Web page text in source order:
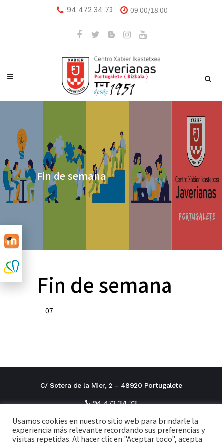
94 472 34 73 09.00/18.00
Fin de semana
Fin de semana
07
C/ Sotera de la Mier, 2 – 48920 Portugalete
94 472 34 73
direcciontitular@cxi.fjaverianas.com
secretaria@cxi.fjaverianas.com
Usamos cookies en nuestro sitio web para brindarle la
experiencia más relevante recordando sus preferencias y
visitas repetidas. Al hacer clic en "Aceptar todo", acepta